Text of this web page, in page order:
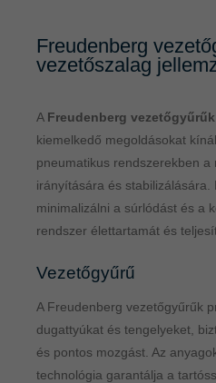
Freudenberg
vezetőszalag
A Freudenberg
kiemelkedő megoldásokat
pneumatikus rendszerekben
irányítására és
minimalizálni a súrlódást és a
rendszer élettartamát és
Vezetőgyűrű
A Freudenberg vezetőgyűrűk
dugattyúkat és tengelyeket,
és pontos mozgást. Az
technológia garantálja a